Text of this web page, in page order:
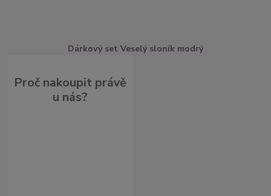
Dárkový set Veselý sloník modrý
Proč nakoupit právě
u nás?